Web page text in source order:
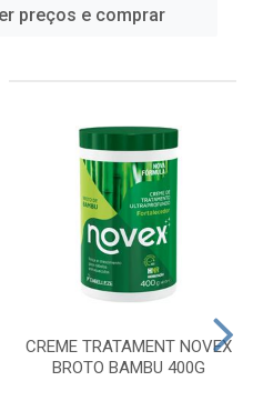
preços e comprar
CREME TRATAMENT NOVEX
BROTO BAMBU 400G